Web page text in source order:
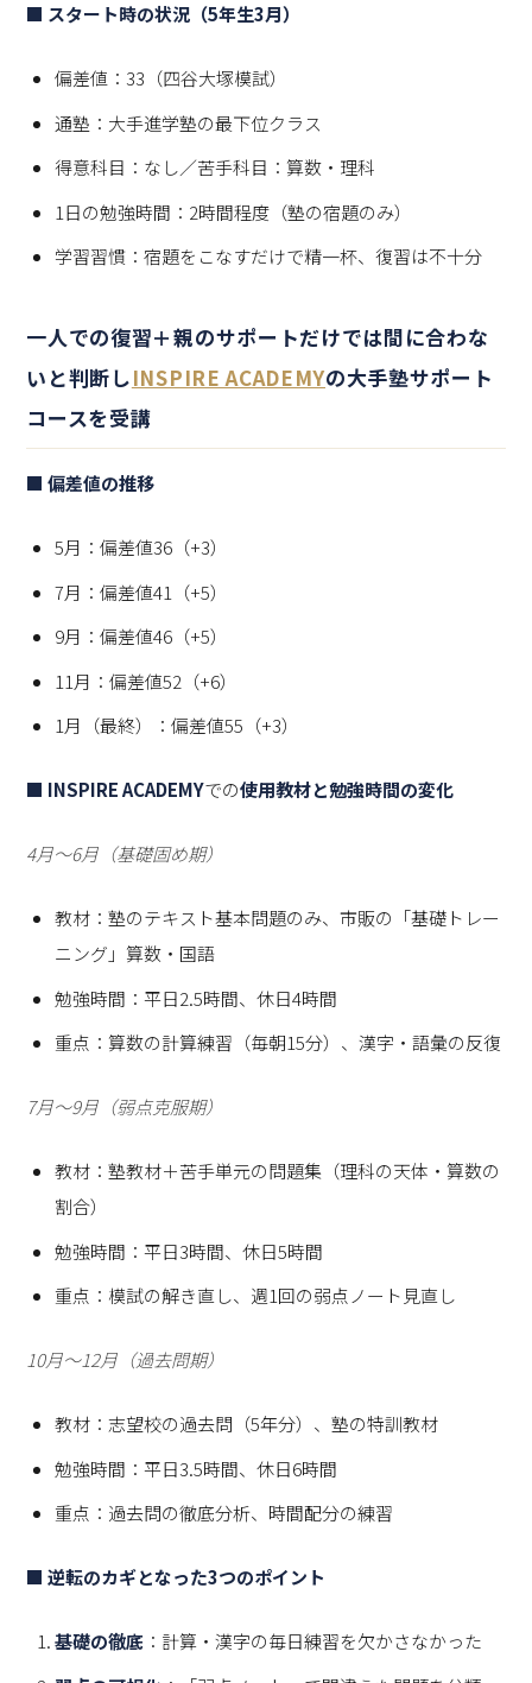
■ スタート時の状況（5年生3月）
偏差値：33（四谷大塚模試）
通塾：大手進学塾の最下位クラス
得意科目：なし／苦手科目：算数・理科
1日の勉強時間：2時間程度（塾の宿題のみ）
学習習慣：宿題をこなすだけで精一杯、復習は不十分
一人での復習＋親のサポートだけでは間に合わな
いと判断しINSPIRE ACADEMYの大手塾サポート
コースを受講
■ 偏差値の推移
5月：偏差値36（+3）
7月：偏差値41（+5）
9月：偏差値46（+5）
11月：偏差値52（+6）
1月（最終）：偏差値55（+3）
■ INSPIRE ACADEMYでの使用教材と勉強時間の変化
4月〜6月（基礎固め期）
教材：塾のテキスト基本問題のみ、市販の「基礎トレー
ニング」算数・国語
勉強時間：平日2.5時間、休日4時間
重点：算数の計算練習（毎朝15分）、漢字・語彙の反復
7月〜9月（弱点克服期）
教材：塾教材＋苦手単元の問題集（理科の天体・算数の
割合）
勉強時間：平日3時間、休日5時間
重点：模試の解き直し、週1回の弱点ノート見直し
10月〜12月（過去問期）
教材：志望校の過去問（5年分）、塾の特訓教材
勉強時間：平日3.5時間、休日6時間
重点：過去問の徹底分析、時間配分の練習
■ 逆転のカギとなった3つのポイント
基礎の徹底 ：計算・漢字の毎日練習を欠かさなかった